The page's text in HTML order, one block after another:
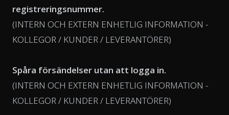
registreringsnummer.
(INTERN OCH EXTERN ENHETLIG INFORMATION -
KOLLEGOR / KUNDER / LEVERANTÖRER)
Spåra försändelser utan att logga in.
(INTERN OCH EXTERN ENHETLIG INFORMATION -
KOLLEGOR / KUNDER / LEVERANTÖRER)